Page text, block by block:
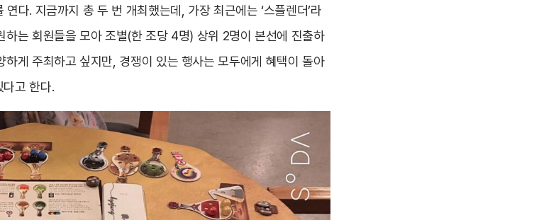
다. 지금까지 총 두 번 개최했는데, 가장 최근에는 ‘스플렌더’라
는 회원들을 모아 조별(한 조당 4명) 상위 2명이 본선에 진출하
게 주최하고 싶지만, 경쟁이 있는 행사는 모두에게 혜택이 돌아
고 한다.